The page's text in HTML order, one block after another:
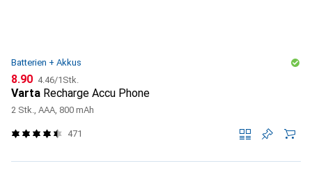
Batterien + Akkus
CHF
8.90 CHF
4.46/1Stk.
Varta Recharge Accu Phone
2 Stk., AAA, 800 mAh
471